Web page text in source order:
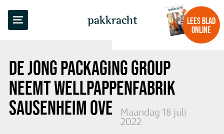
pakkracht
LEES BLAD
ONLINE
DE JONG PACKAGING GROUP
NEEMT WELLPAPPENFABRIK
SAUSENHEIM OVER
Maandag 18 juli
2022
TERUG NAAR OVERZICHT